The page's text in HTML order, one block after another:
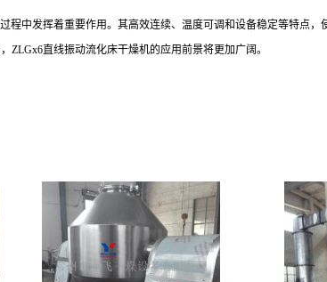
中发挥着重要作用。其高效连续、温度可调和设备稳定等特点
直线振动流化床干燥机的应用前景将更加广阔。